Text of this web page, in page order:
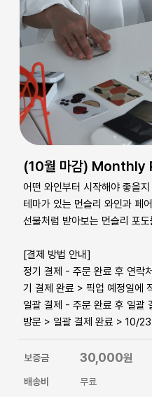
(10월 마감) Monthly
어떤 와인부터 시작해야 좋을
테마가 있는 먼슬리 와인과 페
선물처럼 받아보는 먼슬리 포
[결제 방법 안내]
정기 결제 - 주문 완료 후 연락
기 결제 완료 > 픽업 예정일에
일괄 결제 - 주문 완료 후 일괄
방문 > 일괄 결제 완료 > 10/
보증금 30,000원
배송비
무료